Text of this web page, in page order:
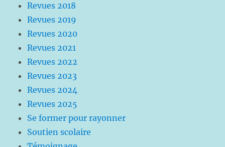
Revues 2018
Revues 2019
Revues 2020
Revues 2021
Revues 2022
Revues 2023
Revues 2024
Revues 2025
Se former pour rayonner
Soutien scolaire